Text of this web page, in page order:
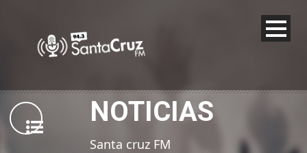
NOTICIAS
Santa cruz FM